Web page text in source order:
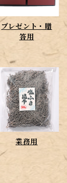
プレゼント・贈
答用
業務用